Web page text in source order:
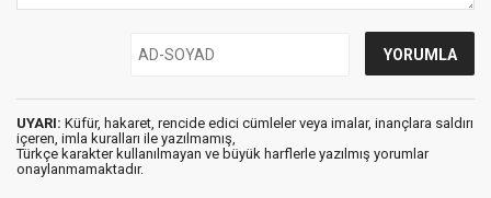
UYARI: Küfür, hakaret, rencide edici cümleler veya imalar, inançlara saldırı
içeren, imla kuralları ile yazılmamış,
Türkçe karakter kullanılmayan ve büyük harflerle yazılmış yorumlar
onaylanmamaktadır.